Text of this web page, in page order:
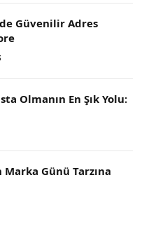
Güvenilir Adres
Olmanın En Şık Yolu:
Marka Günü Tarzına